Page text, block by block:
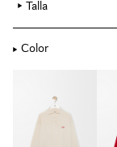
Talla
Color